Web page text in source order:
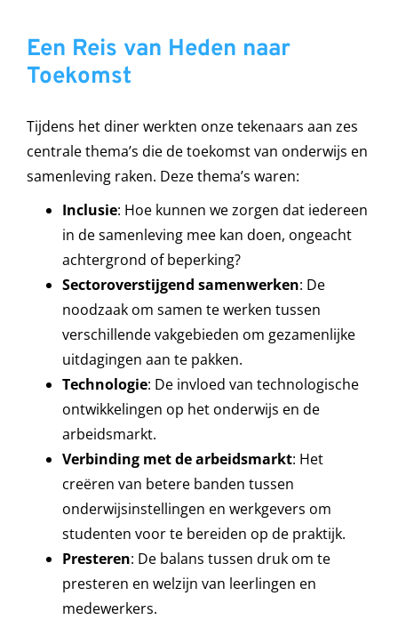
Een Reis van Heden naar
Toekomst
Tijdens het diner werkten onze tekenaars aan zes
centrale thema’s die de toekomst van onderwijs en
samenleving raken. Deze thema’s waren:
Inclusie: Hoe kunnen we zorgen dat iedereen
in de samenleving mee kan doen, ongeacht
achtergrond of beperking?
Sectoroverstijgend samenwerken: De
noodzaak om samen te werken tussen
verschillende vakgebieden om gezamenlijke
uitdagingen aan te pakken.
Technologie: De invloed van technologische
ontwikkelingen op het onderwijs en de
arbeidsmarkt.
Verbinding met de arbeidsmarkt: Het
creëren van betere banden tussen
onderwijsinstellingen en werkgevers om
studenten voor te bereiden op de praktijk.
Presteren: De balans tussen druk om te
presteren en welzijn van leerlingen en
medewerkers.